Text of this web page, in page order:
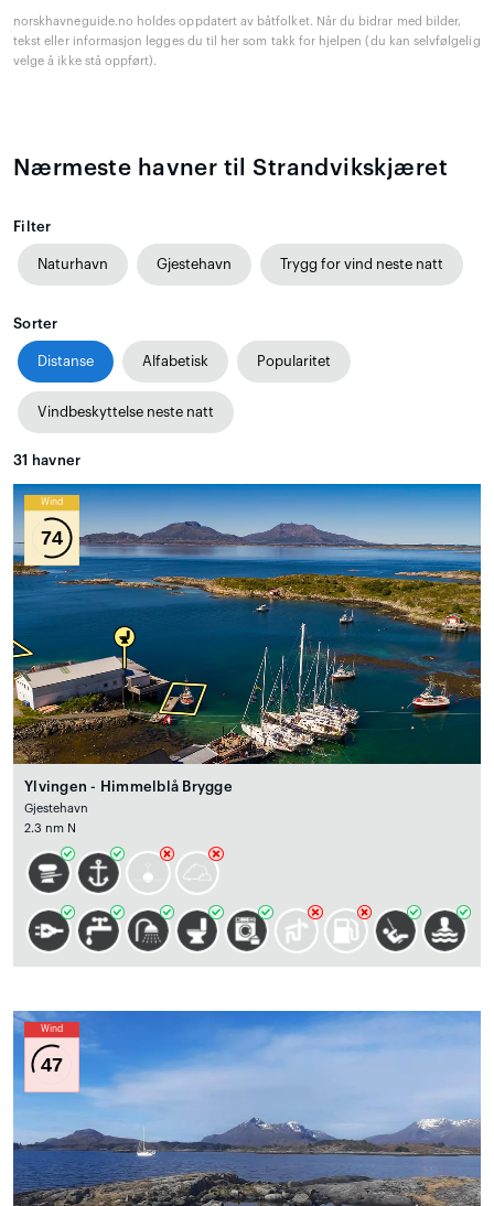
norskhavneguide.no holdes oppdatert av båtfolket. Når du bidrar med bilder,
tekst eller informasjon legges du til her som takk for hjelpen (du kan selvfølgelig
velge å ikke stå oppført).
Nærmeste havner til Strandvikskjæret
Filter
Naturhavn Gjestehavn Trygg for vind neste natt
Sorter
Distanse Alfabetisk Popularitet
Vindbeskyttelse neste natt
31 havner
Wind
74
Ylvingen - Himmelblå Brygge
Gjestehavn
2.3 nm N
Wind
47